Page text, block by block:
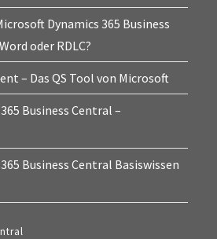
Dynamics 365 Business
oder RDLC?
– Das QS Tool von Microsoft
Business Central –
Business Central Basiswissen